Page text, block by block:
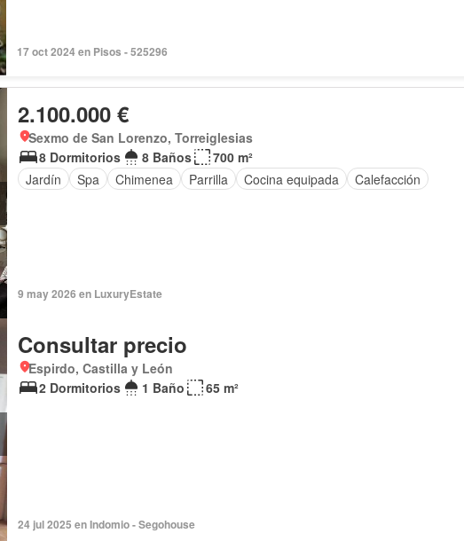
17 oct 2024 en Pisos - 525296
2.100.000 €
Sexmo de San Lorenzo, Torreiglesias
8 Dormitorios
8 Baños
700 m²
Jardín
Spa Chimenea Parrilla Cocina equipada Calefacción
9 may 2026 en LuxuryEstate
Consultar precio
Espirdo, Castilla y León
2 Dormitorios
1 Baño 65 m²
24 jul 2025 en Indomio - Segohouse